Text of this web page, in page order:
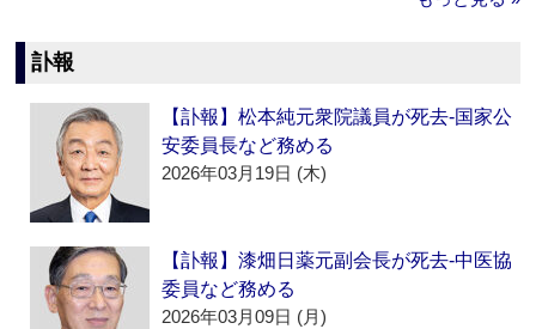
訃報
【訃報】松本純元衆院議員が死去‐国家公
安委員長など務める
2026年03月19日 (木)
【訃報】漆畑日薬元副会長が死去‐中医協
委員など務める
2026年03月09日 (月)